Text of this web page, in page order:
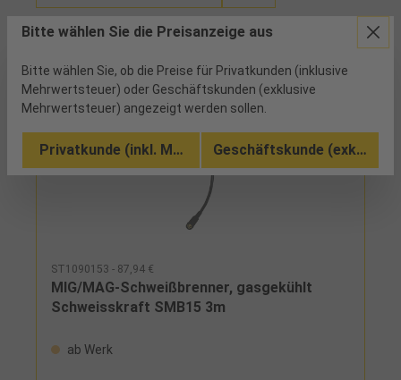
Es wurden 1 Artikel gefunden
ST1090153 - 87,94 €
MIG/MAG-Schweißbrenner, gasgekühlt
Schweisskraft SMB15 3m
ab Werk
Bitte wählen Sie die Preisanzeige aus
Bitte wählen Sie, ob die Preise für Privatkunden (inklusive
Mehrwertsteuer) oder Geschäftskunden (exklusive
Mehrwertsteuer) angezeigt werden sollen.
Privatkunde (inkl. MwSt.) Geschäftskunde (exkl.